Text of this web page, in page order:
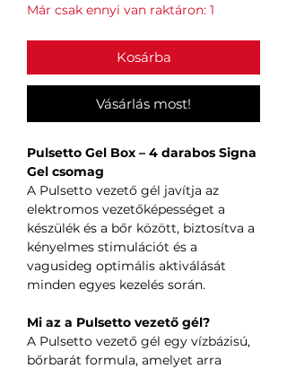
Már csak ennyi van raktáron: 1
Kosárba
Vásárlás most!
Pulsetto Gel Box – 4 darabos Signa
Gel csomag
A Pulsetto vezető gél javítja az
elektromos vezetőképességet a
készülék és a bőr között, biztosítva a
kényelmes stimulációt és a
vagusideg optimális aktiválását
minden egyes kezelés során.
Mi az a Pulsetto vezető gél?
A Pulsetto vezető gél egy vízbázisú,
bőrbarát formula, amelyet arra